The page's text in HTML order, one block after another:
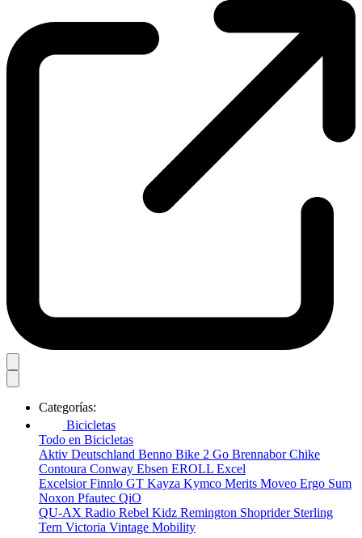
Categorías:
Bicicletas
Todo en Bicicletas
Aktiv Deutschland Benno Bike 2 Go Brennabor Chike
Contoura Conway Ebsen EROLL Excel
Excelsior Finnlo GT Kayza Kymco Merits Moveo Ergo Sum
Noxon Pfautec QiO
QU-AX Radio Rebel Kidz Remington Shoprider Sterling
Tern Victoria Vintage Mobility